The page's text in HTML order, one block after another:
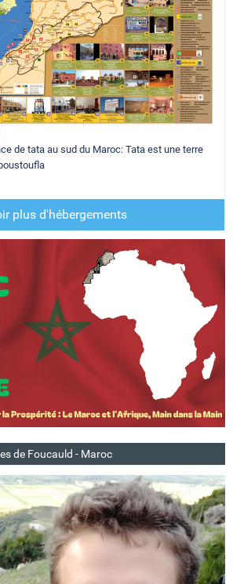
de tata au sud du Maroc: Tata est une terre
plus d'hébergements
de Foucauld - Maroc